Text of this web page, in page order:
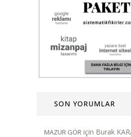
SON YORUMLAR
MAZUR GÖR için Burak